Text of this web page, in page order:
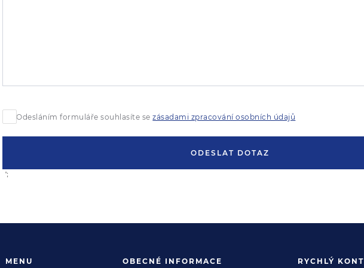
Odesláním formuláře souhlasíte sezásadami zpracování osobních údajů
ODESLAT DOTAZ
';
MENU OBECNÉ INFORMACE RYCHLÝ